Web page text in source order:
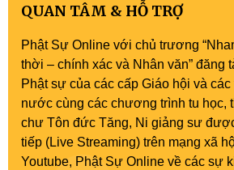
QUAN TÂM & HỖ TRỢ
Phật Sự Online với chủ trương
thời – chính xác và Nhân văn” đăng
Phật sự của các cấp Giáo hội và
nước cùng các chương trình tu học,
chư Tôn đức Tăng, Ni giảng sư
tiếp (Live Streaming) trên mạng xã
Youtube, Phật Sự Online về các sự